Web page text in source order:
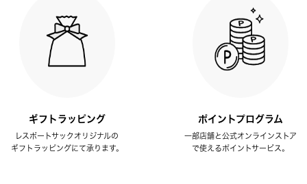
ギフトラッピング
レスポートサックオリジナルの
ギフトラッピングにて承ります。
ポイントプログラム
一部店舗と公式オンラインストア
で使えるポイントサービス。